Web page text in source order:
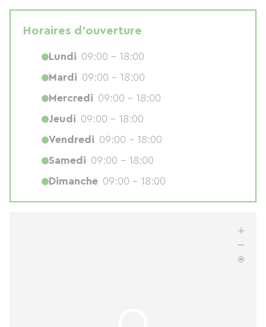
Horaires d'ouverture
Lundi 09:00 - 18:00
Mardi 09:00 - 18:00
Mercredi 09:00 - 18:00
Jeudi 09:00 - 18:00
Vendredi 09:00 - 18:00
Samedi 09:00 - 18:00
Dimanche 09:00 - 18:00